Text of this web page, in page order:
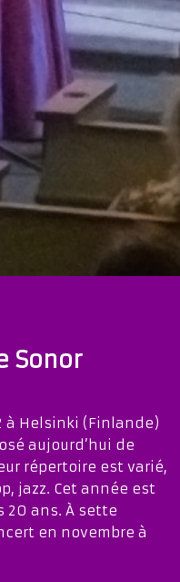
Sonor
Helsinki (Finlande)
aujourd’hui de
répertoire est varié,
jazz. Cet année est
ans. À sette
en novembre à